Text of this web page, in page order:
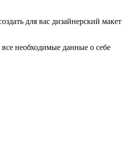
для вас дизайнерский макет
необходимые данные о себе